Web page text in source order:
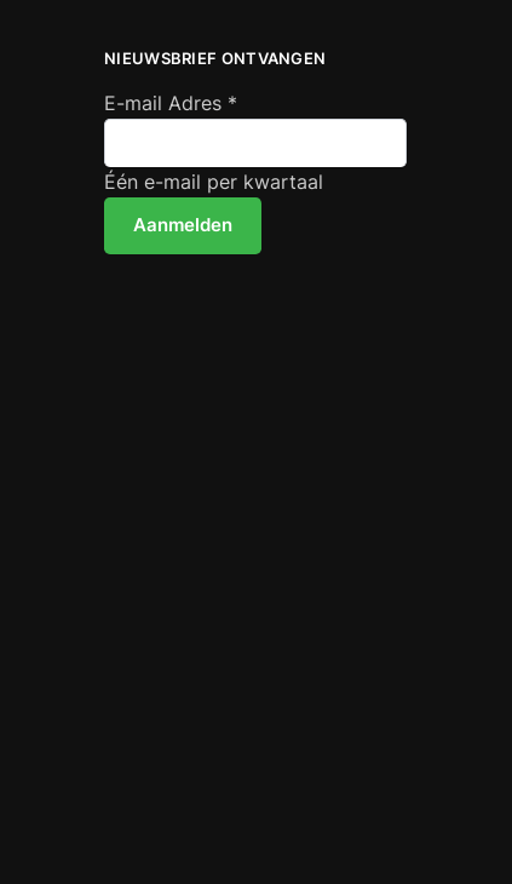
NIEUWSBRIEF ONTVANGEN
E-mail Adres *
Één e-mail per kwartaal